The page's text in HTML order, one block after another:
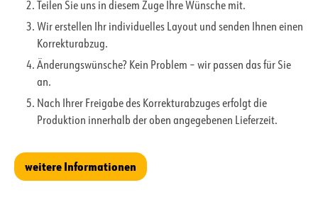
Teilen Sie uns in diesem Zuge Ihre Wünsche mit.
Wir erstellen Ihr individuelles Layout und senden Ihnen einen
Korrekturabzug.
Änderungswünsche? Kein Problem – wir passen das für Sie
an.
Nach Ihrer Freigabe des Korrekturabzuges erfolgt die
Produktion innerhalb der oben angegebenen Lieferzeit.
weitere Informationen